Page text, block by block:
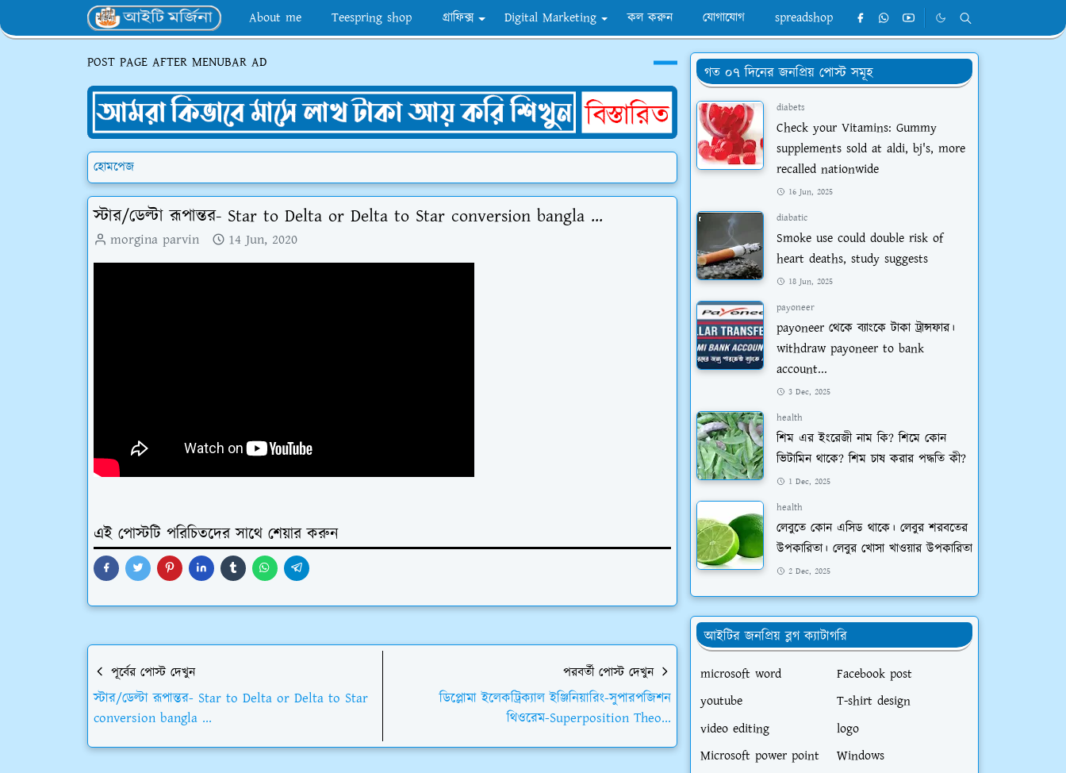
About me Teespring shop গ্রাফিক্স Digital Marketing কল করুন যোগাযোগ spreadshop
POST PAGE AFTER MENUBAR AD
হোমপেজ
স্টার/ডেল্টা রূপান্তর- Star to Delta or Delta to Star conversion bangla ...
morgina parvin 14 Jun, 2020
এই পোস্টটি পরিচিতদের সাথে শেয়ার করুন
পূর্বের পোস্ট দেখুন
স্টার/ডেল্টা রূপান্তর- Star to Delta or Delta to Star
conversion bangla ...
পরবর্তী পোস্ট দেখুন
ডিপ্লোমা ইলেকট্রিক্যাল ইঞ্জিনিয়ারিং-সুপারপজিশন
থিওরেম-Superposition Theo...
গত ০৭ দিনের জনপ্রিয় পোস্ট সমূহ
diabets
Check your Vitamins: Gummy
supplements sold at aldi, bj's, more
recalled nationwide
16 Jun, 2025
diabatic
Smoke use could double risk of
heart deaths, study suggests
18 Jun, 2025
payoneer
payoneer থেকে ব্যাংকে টাকা ট্রান্সফার।
withdraw payoneer to bank
account...
3 Dec, 2025
health
শিম এর ইংরেজী নাম কি? শিমে কোন
ভিটামিন থাকে? শিম চাষ করার পদ্ধতি কী?
1 Dec, 2025
health
লেবুতে কোন এসিড থাকে। লেবুর শরবতের
উপকারিতা। লেবুর খোসা খাওয়ার উপকারিতা
2 Dec, 2025
আইটির জনপ্রিয় ব্লগ ক্যাটাগরি
microsoft word
Facebook post
youtube
T-shirt design
video editing
logo
Microsoft power point
Windows